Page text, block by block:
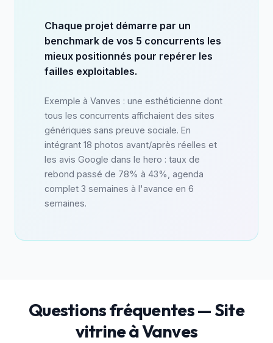
Chaque projet démarre par un
benchmark de vos 5 concurrents les
mieux positionnés pour repérer les
failles exploitables.
Exemple à Vanves : une esthéticienne dont
tous les concurrents affichaient des sites
génériques sans preuve sociale. En
intégrant 18 photos avant/après réelles et
les avis Google dans le hero : taux de
rebond passé de 78% à 43%, agenda
complet 3 semaines à l'avance en 6
semaines.
Questions fréquentes — Site
vitrine à Vanves